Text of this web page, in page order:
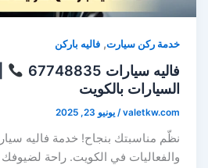
خدمة ركن سيارت,فاليه باركن
فاليه سيارات 67748835
|
السيارات بالكويت
valetkw.com
/يونيو 23, 2025
نظّم مناسبتك بنجاح! خدمة فاليه
والفعاليات في الكويت. راحة